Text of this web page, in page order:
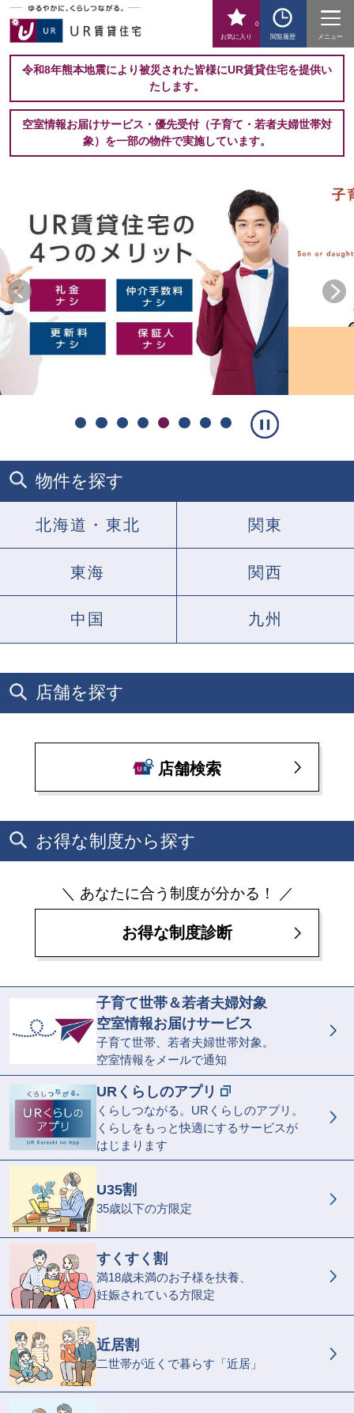
お気に入り
0
閲覧履歴
メニュー
令和8年熊本地震により被災された皆様にUR賃貸住宅を提供い
たします。
空室情報お届けサービス・優先受付（子育て・若者夫婦世帯対
象）を一部の物件で実施しています。
UR
賃
貸
住
止
物件を探す
北海道・東北 関東
東海 関西
中国 九州
店舗を探す
店舗検索
お得な制度から探す
＼ あなたに合う制度が分かる！ ／
お得な制度診断
子育て世帯＆若者夫婦対象
空室情報お届けサービス
子育て世帯、若者夫婦世帯対象。
空室情報をメールで通知
URくらしのアプリ
くらしつながる。URくらしのアプリ。
くらしをもっと快適にするサービスが
はじまります
U35割
35歳以下の方限定
すくすく割
満18歳未満のお子様を扶養、
妊娠されている方限定
近居割
二世帯が近くで暮らす「近居」